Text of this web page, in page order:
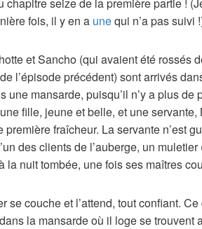
fois, il y en a unequi n’a pas suivi
etSancho (qui avaient été rossés
de l’épisode précédent) sont arrivés
une mansarde, puisqu’il n’y a plus de
fille, jeune et belle, et une servante,
première fraîcheur. La servante n’est
des clients de l’auberge, un muletier
la nuit tombée, une fois ses maîtres
se couche et l’attend, tout confiant.
la mansarde où il loge se trouvent